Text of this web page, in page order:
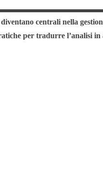
centrali nella
per tradurre l’analisi in